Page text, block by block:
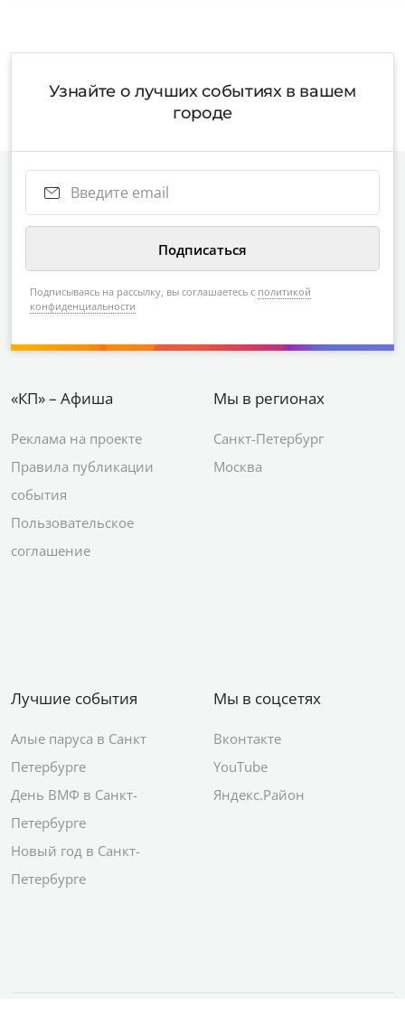
Узнайте о лучших событиях в вашем
городе
Подписываясь на рассылку, вы соглашаетесь с политикой
конфиденциальности
«КП» – Афиша
Реклама на проекте
Правила публикации
события
Пользовательское
соглашение
Мы в регионах
Санкт-Петербург
Москва
Лучшие события
Алые паруса в Санкт
Петербурге
День ВМФ в Санкт-
Петербурге
Новый год в Санкт-
Петербурге
Мы в соцсетях
Вконтакте
YouTube
Яндекс.Район